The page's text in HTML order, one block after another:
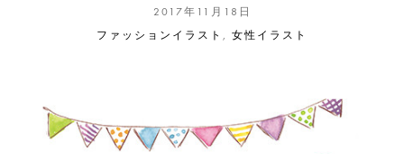
2017年11月18日
ファッションイラスト , 女性イラスト